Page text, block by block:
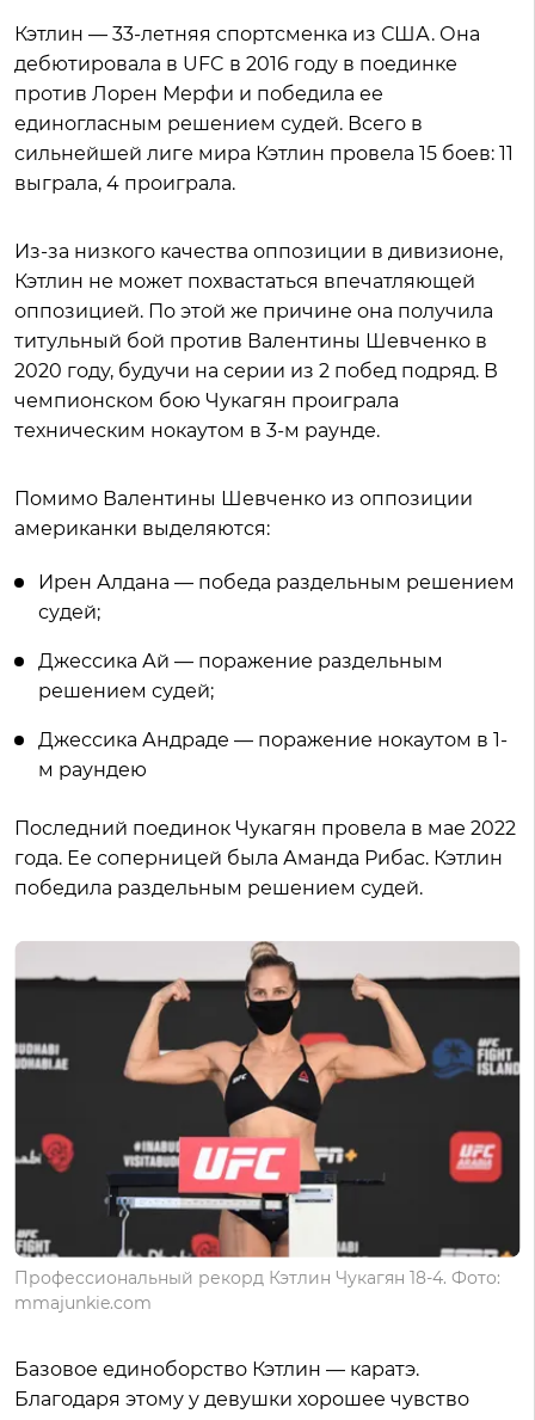
Кэтлин — 33-летняя спортсменка из США. Она
дебютировала в UFC в 2016 году в поединке
против Лорен Мерфи и победила ее
единогласным решением судей. Всего в
сильнейшей лиге мира Кэтлин провела 15 боев: 11
выграла, 4 проиграла.
Из-за низкого качества оппозиции в дивизионе,
Кэтлин не может похвастаться впечатляющей
оппозицией. По этой же причине она получила
титульный бой против Валентины Шевченко в
2020 году, будучи на серии из 2 побед подряд. В
чемпионском бою Чукагян проиграла
техническим нокаутом в 3-м раунде.
Помимо Валентины Шевченко из оппозиции
американки выделяются:
Ирен Алдана — победа раздельным решением
судей;
Джессика Ай — поражение раздельным
решением судей;
Джессика Андраде — поражение нокаутом в 1-
м раундею
Последний поединок Чукагян провела в мае 2022
года. Ее соперницей была Аманда Рибас. Кэтлин
победила раздельным решением судей.
Профессиональный рекорд Кэтлин Чукагян 18-4. Фото:
mmajunkie.com
Базовое единоборство Кэтлин — каратэ.
Благодаря этому у девушки хорошее чувство